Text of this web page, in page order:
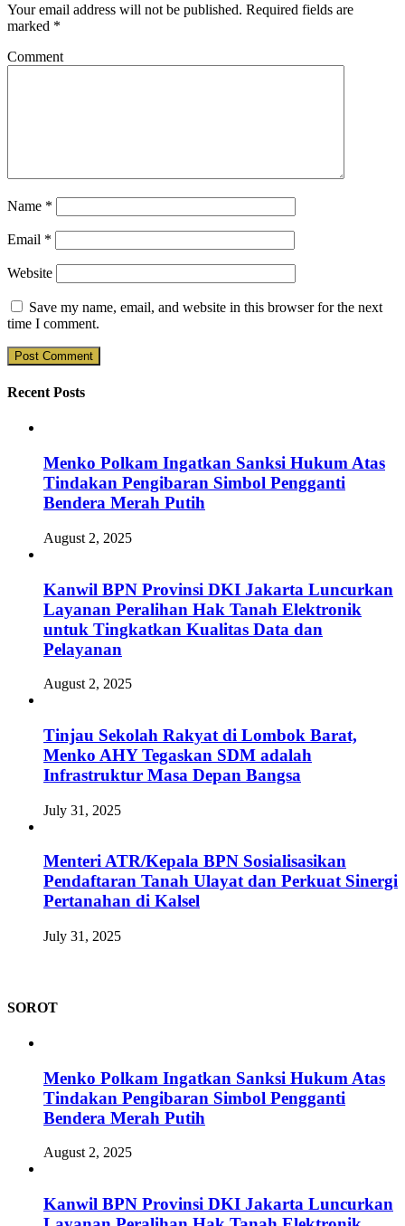
Your email address will not be published. Required fields are
marked *
Comment
Name *
Email *
Website
Save my name, email, and website in this browser for the next
time I comment.
Recent Posts
Menko Polkam Ingatkan Sanksi Hukum Atas
Tindakan Pengibaran Simbol Pengganti
Bendera Merah Putih
August 2, 2025
Kanwil BPN Provinsi DKI Jakarta Luncurkan
Layanan Peralihan Hak Tanah Elektronik
untuk Tingkatkan Kualitas Data dan
Pelayanan
August 2, 2025
Tinjau Sekolah Rakyat di Lombok Barat,
Menko AHY Tegaskan SDM adalah
Infrastruktur Masa Depan Bangsa
July 31, 2025
Menteri ATR/Kepala BPN Sosialisasikan
Pendaftaran Tanah Ulayat dan Perkuat Sinergi
Pertanahan di Kalsel
July 31, 2025
SOROT
Menko Polkam Ingatkan Sanksi Hukum Atas
Tindakan Pengibaran Simbol Pengganti
Bendera Merah Putih
August 2, 2025
Kanwil BPN Provinsi DKI Jakarta Luncurkan